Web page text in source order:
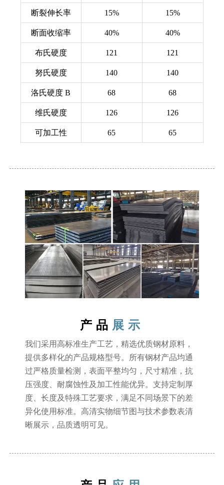
断裂伸长率 15% 15%
断面收缩率 40% 40%
布氏硬度 121 121
努氏硬度 140 140
洛氏硬度 B 68 68
维氏硬度 126 126
可加工性 65 65
产品 展示
我们采用高标准生产工艺，精选优质钢材原料，
提供多样化的产品规格型号。所有钢材产品均通
过严格质量检测，表面平整均匀，尺寸精准，抗
压强度、耐腐蚀性及加工性能优异。支持定制厚
度、长度及特殊工艺要求，满足不同场景下的差
异化使用标准。高清实物细节图与技术参数表清
晰展示，品质透明可见。